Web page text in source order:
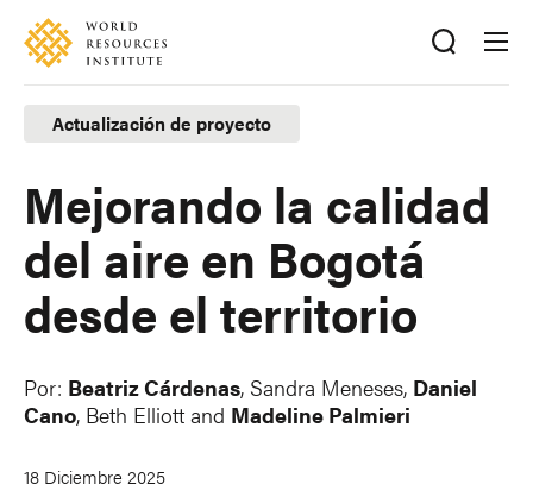
Skip
main
content
Accessibility
Actualización de proyecto
Mejorando la calidad
del aire en Bogotá
desde el territorio
Por: Beatriz Cárdenas, Sandra Meneses, Daniel
Cano, Beth Elliott and Madeline Palmieri
18 Diciembre 2025